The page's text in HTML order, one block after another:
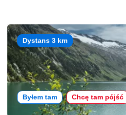
Dystans 3 km
Byłem tam Chcę tam pójść